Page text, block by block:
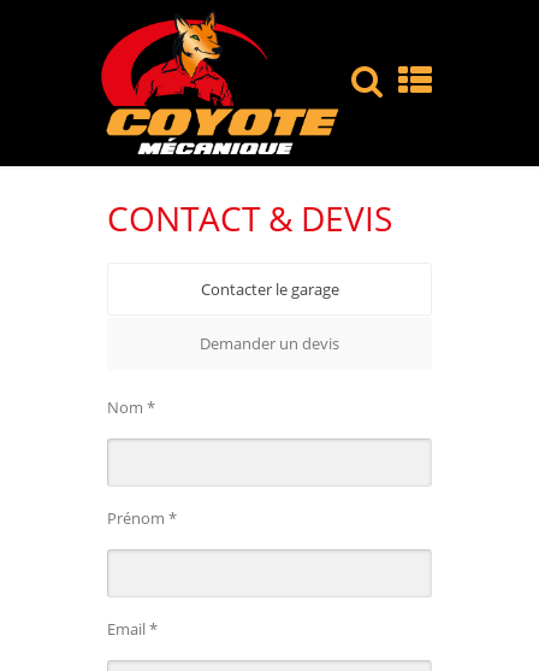
CONTACT & DEVIS
Contacter le garage
Demander un devis
Nom *
Prénom *
Email *